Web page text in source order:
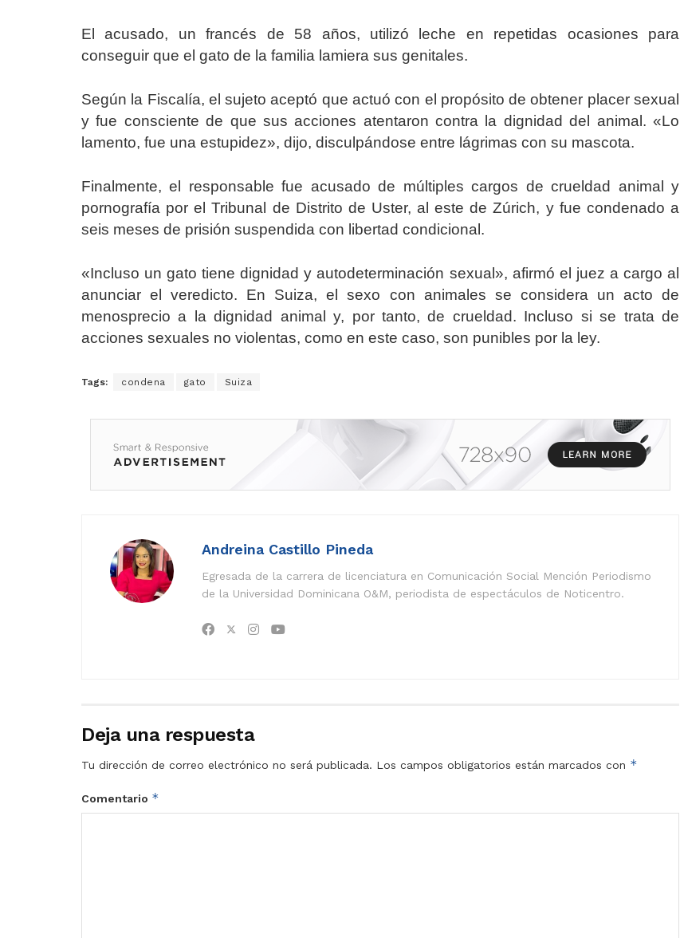
El acusado, un francés de 58 años, utilizó leche en repetidas ocasiones para
conseguir que el gato de la familia lamiera sus genitales.
Según la Fiscalía, el sujeto aceptó que actuó con el propósito de obtener placer sexual
y fue consciente de que sus acciones atentaron contra la dignidad del animal. «Lo
lamento, fue una estupidez», dijo, disculpándose entre lágrimas con su mascota.
Finalmente, el responsable fue acusado de múltiples cargos de crueldad animal y
pornografía por el Tribunal de Distrito de Uster, al este de Zúrich, y fue condenado a
seis meses de prisión suspendida con libertad condicional.
«Incluso un gato tiene dignidad y autodeterminación sexual», afirmó el juez a cargo al
anunciar el veredicto. En Suiza, el sexo con animales se considera un acto de
menosprecio a la dignidad animal y, por tanto, de crueldad. Incluso si se trata de
acciones sexuales no violentas, como en este caso, son punibles por la ley.
Tags: condena gato Suiza
Andreina Castillo Pineda
Egresada de la carrera de licenciatura en Comunicación Social Mención Periodismo
de la Universidad Dominicana O&M, periodista de espectáculos de Noticentro.
Deja una respuesta
Tu dirección de correo electrónico no será publicada. Los campos obligatorios están marcados con *
Comentario *